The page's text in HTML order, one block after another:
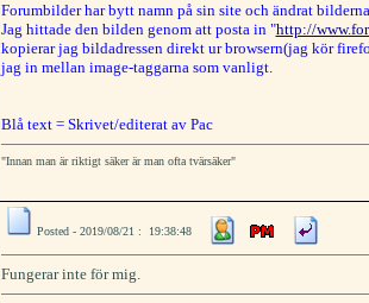
Forumbilder har bytt namn på sin site och ändrat
Jag hittade den bilden genom att posta in "http://
kopierar jag bildadressen direkt ur browsern(jag kör
jag in mellan image-taggarna som vanligt.
Blå text = Skrivet/editerat av Pac
"Innan man är riktigt säker är man ofta tvärsäker"
Posted - 2019/08/21 : 19:38:48
Fungerar inte för mig.